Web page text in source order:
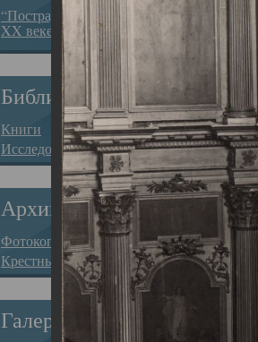
“Пострадавшие за веру в
XX веке на Севере”
Библиотека
Книги
Исследования
Архив
Фотокопии дел
Крестные ходы
Галерея